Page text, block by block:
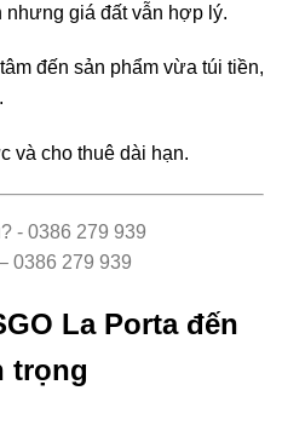
nhưng giá đất vẫn hợp lý.
đến sản phẩm vừa túi tiền,
và cho thuê dài hạn.
0386 279 939
La Porta đến
trọng